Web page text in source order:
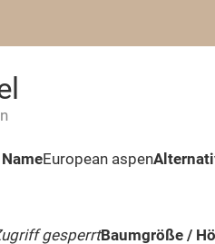
European aspen
gesperrtBaumgröße /